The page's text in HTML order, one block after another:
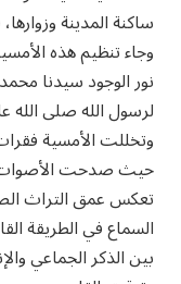
ساكنة المدينة
وجاء تنظيم هذه
نور الوجود سيدنا
لرسول الله صلى الله
وتخللت الأمسية
حيث صدحت الأصوات
تعكس عمق التراث
السماع في الطريقة
بين الذكر الجماعي